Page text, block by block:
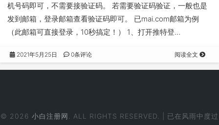
机号码即可，不需要接验证码。 若需要验证码验证，一般也是
发到邮箱，登录邮箱查看验证码即可。 已mai.com邮箱为例
（此邮箱可直接登录，10秒搞定！） 1、打开推特登…
2021年5月25日 0条评论 阅读全文
© 2026 小白注册网
. ALL RIGHTS RESERVED. | 已在风雨中度过